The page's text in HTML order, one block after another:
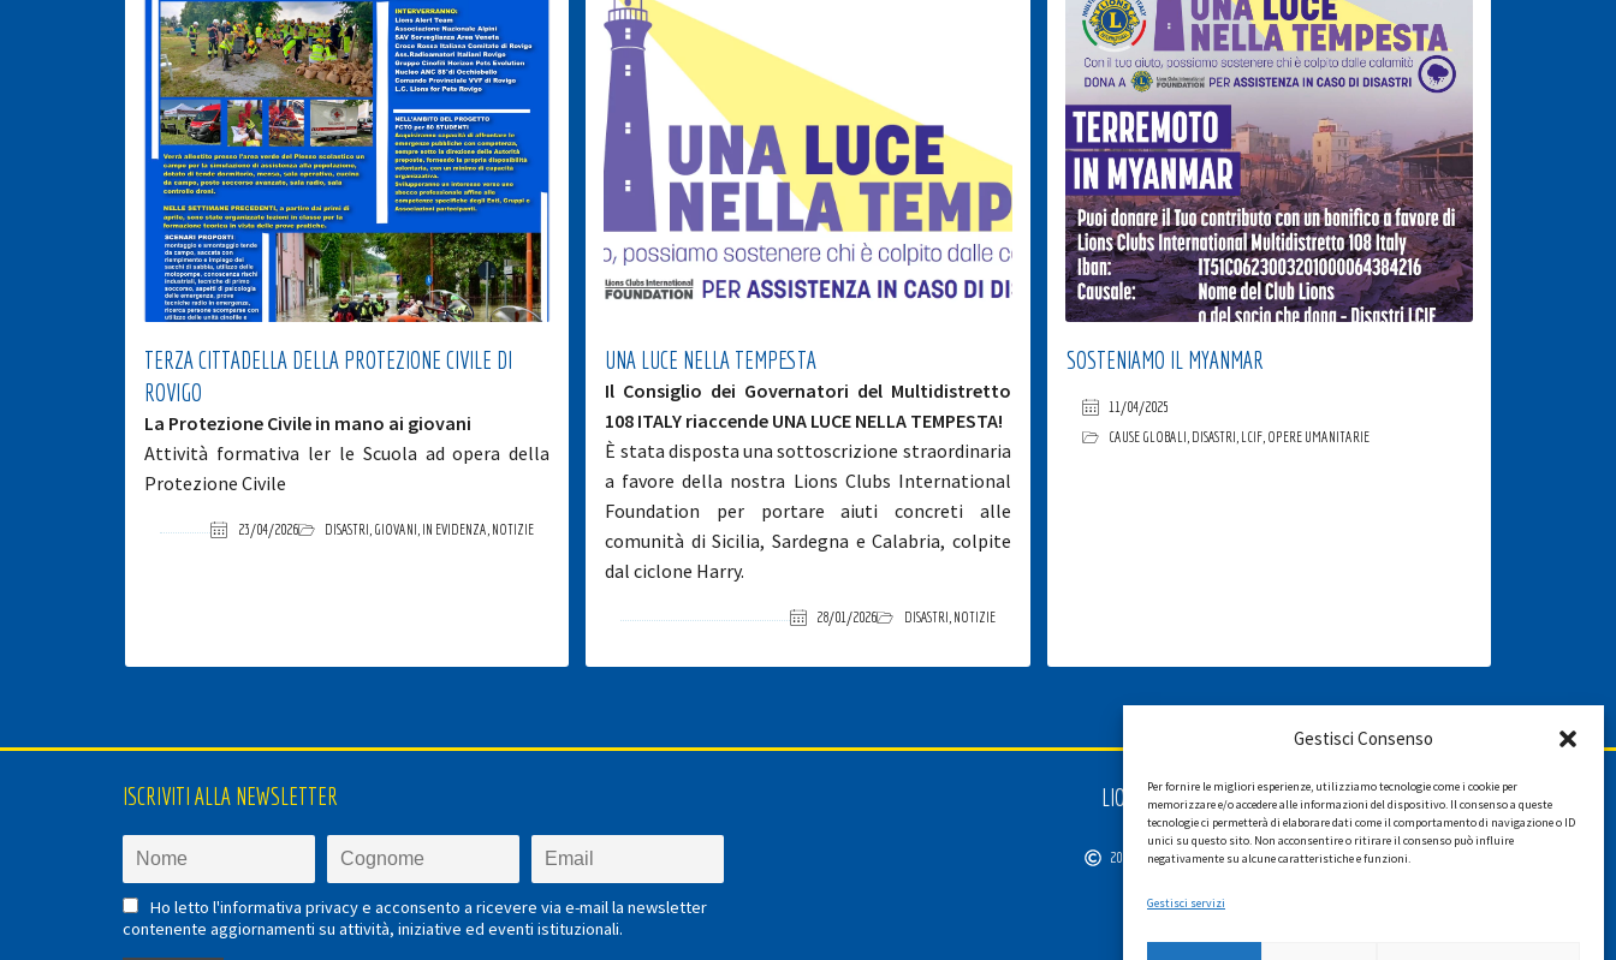
Gestisci Consenso
Per fornire le migliori esperienze, utilizziamo tecnologie come i cookie per
memorizzare e/o accedere alle informazioni del dispositivo. Il consenso a queste
tecnologie ci permetterà di elaborare dati come il comportamento di navigazione o ID
unici su questo sito. Non acconsentire o ritirare il consenso può influire
negativamente su alcune caratteristiche e funzioni.
Gestisci servizi
TERZA CITTADELLA DELLA PROTEZIONE CIVILE DI
ROVIGO
La Protezione Civile in mano ai giovani
Attività formativa ler le Scuola ad opera della
Protezione Civile
23/04/2026 DISASTRI, GIOVANI, IN EVIDENZA, NOTIZIE
UNA LUCE NELLA TEMPESTA
Il Consiglio dei Governatori del Multidistretto
108 ITALY riaccende UNA LUCE NELLA TEMPESTA!
È stata disposta una sottoscrizione straordinaria
a favore della nostra Lions Clubs International
Foundation per portare aiuti concreti alle
comunità di Sicilia, Sardegna e Calabria, colpite
dal ciclone Harry.
28/01/2026 DISASTRI, NOTIZIE
SOSTENIAMO IL MYANMAR
11/04/2025
CAUSE GLOBALI, DISASTRI, LCIF, OPERE UMANITARIE
ISCRIVITI ALLA NEWSLETTER
Ho letto l'informativa privacy e acconsento a ricevere via e-mail la newsletter
contenente aggiornamenti su attività, iniziative ed eventi istituzionali.
LIONS INTERNATIONAL DISTRETTO 108 TA 3
C.F. 94038690270
2026 SGI LAB SRL